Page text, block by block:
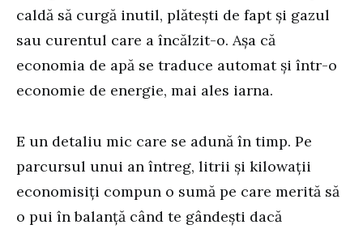
caldă să curgă inutil, plătești de fapt și gazul
sau curentul care a încălzit-o. Așa că
economia de apă se traduce automat și într-o
economie de energie, mai ales iarna.
E un detaliu mic care se adună în timp. Pe
parcursul unui an întreg, litrii și kilowații
economisiți compun o sumă pe care merită să
o pui în balanță când te gândești dacă